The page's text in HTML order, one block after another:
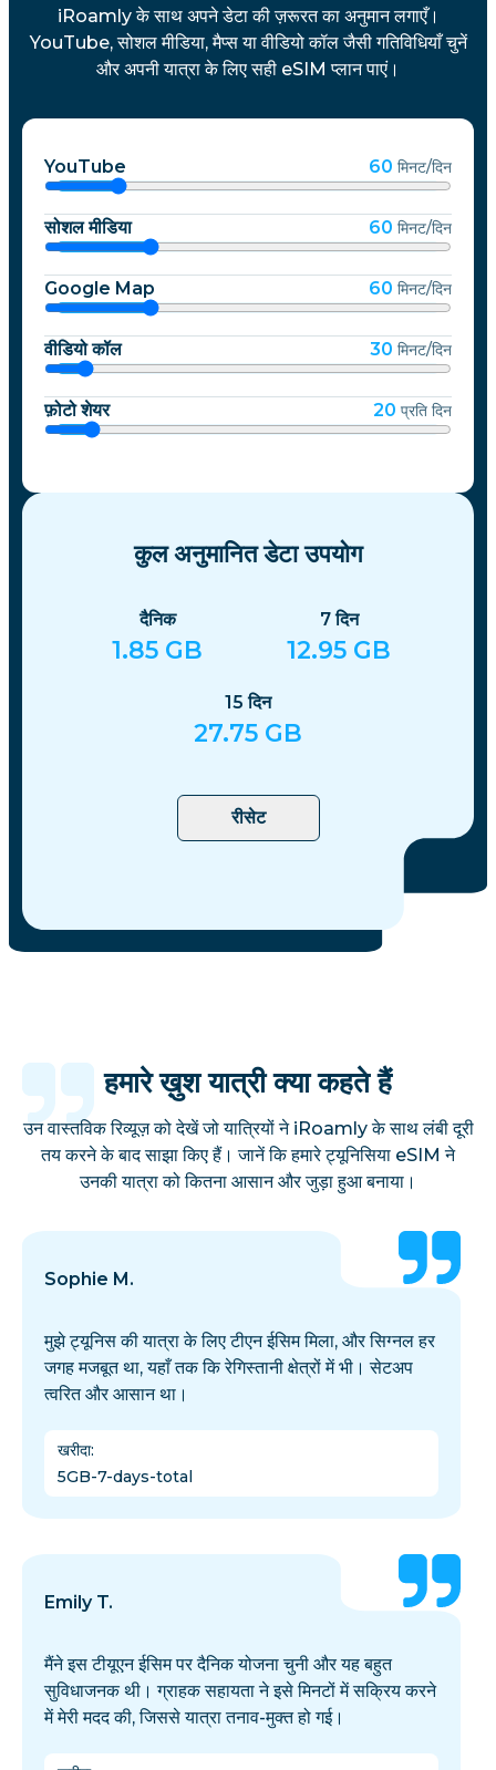
iRoamly के साथ अपने डेटा की ज़रूरत का अनुमान लगाएँ।
YouTube, सोशल मीडिया, मैप्स या वीडियो कॉल जैसी गतिविधियाँ चुनें
और अपनी यात्रा के लिए सही eSIM प्लान पाएं।
YouTube 60 मिनट/दिन
सोशल मीडिया 60 मिनट/दिन
Google Map 60 मिनट/दिन
वीडियो कॉल 30 मिनट/दिन
फ़ोटो शेयर 20 प्रति दिन
कुल अनुमानित डेटा उपयोग
दैनिक
1.85 GB
7दिन
12.95 GB
15दिन
27.75 GB
रीसेट
हमारे ख़ुश यात्री क्या कहते हैं
उन वास्तविक रिव्यूज़ को देखें जो यात्रियों ने iRoamly के साथ लंबी दूरी
तय करने के बाद साझा किए हैं। जानें कि हमारे ट्यूनिसिया eSIM ने
उनकी यात्रा को कितना आसान और जुड़ा हुआ बनाया।
Sophie M.
मुझे ट्यूनिस की यात्रा के लिए टीएन ईसिम मिला, और सिग्नल हर
जगह मजबूत था, यहाँ तक कि रेगिस्तानी क्षेत्रों में भी। सेटअप
त्वरित और आसान था।
खरीदा:
5GB-7-days-total
Emily T.
मैंने इस टीयूएन ईसिम पर दैनिक योजना चुनी और यह बहुत
सुविधाजनक थी। ग्राहक सहायता ने इसे मिनटों में सक्रिय करने
में मेरी मदद की, जिससे यात्रा तनाव-मुक्त हो गई।